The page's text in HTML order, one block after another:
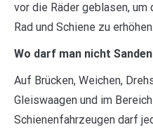
vor die Räder geblasen,
Rad und Schiene zu erhöhen.
Wo darf man nicht
Auf Brücken, Weichen,
Gleiswaagen und im
Schienenfahrzeugen darf